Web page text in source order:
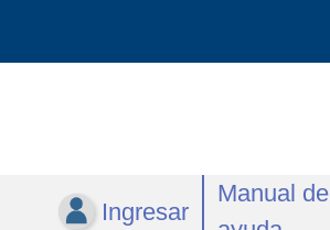
Ingresar
Manual de